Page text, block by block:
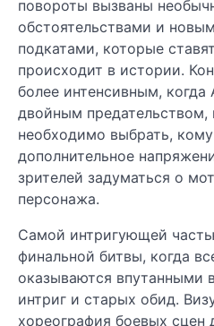
повороты вызваны
обстоятельствами и
подкатами, которые
происходит в истории.
более интенсивным, когда
двойным предательством,
необходимо выбрать,
дополнительное
зрителей задуматься о
персонажа.
Самой интригующей
финальной битвы, когда
оказываются впутанными
интриг и старых обид.
хореография боевых